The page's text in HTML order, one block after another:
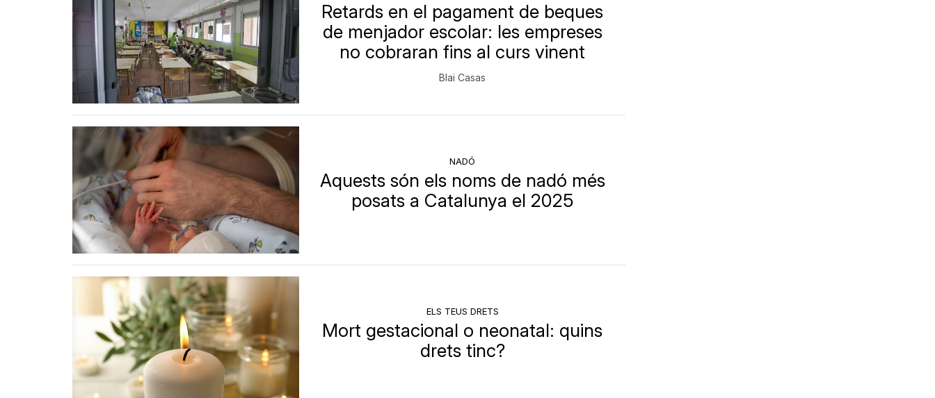
Retards en el pagament de beques
de menjador escolar: les empreses
no cobraran fins al curs vinent
Blai Casas
NADÓ
Aquests són els noms de nadó més
posats a Catalunya el 2025
ELS TEUS DRETS
Mort gestacional o neonatal: quins
drets tinc?